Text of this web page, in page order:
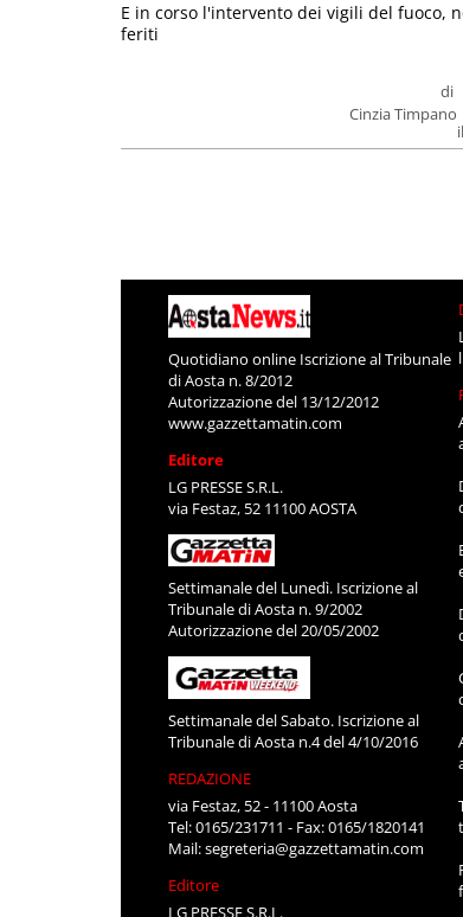
di
Cinzia Timpano
E in corso l'intervento dei vigili del fuoco,
feriti
Quotidiano online Iscrizione al Tribunale
di Aosta n. 8/2012
Autorizzazione del 13/12/2012
www.gazzettamatin.com
Editore
LG PRESSE S.R.L.
via Festaz, 52 11100 AOSTA
Settimanale del Lunedì. Iscrizione al
Tribunale di Aosta n. 9/2002
Autorizzazione del 20/05/2002
Settimanale del Sabato. Iscrizione al
Tribunale di Aosta n.4 del 4/10/2016
REDAZIONE
via Festaz, 52 - 11100 Aosta
Tel: 0165/231711 - Fax: 0165/1820141
Mail:segreteria@gazzettamatin.com
Editore
LG PRESSE S.R.L.